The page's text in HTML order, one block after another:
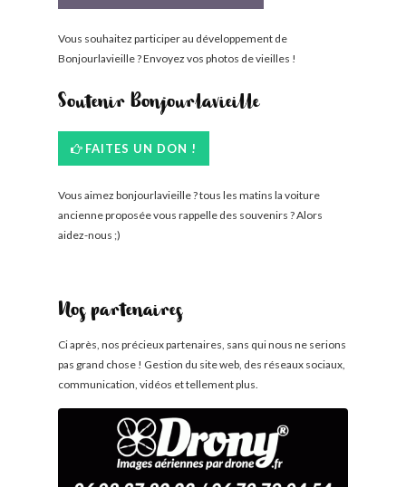
Vous souhaitez participer au développement de
Bonjourlavieille ? Envoyez vos photos de vieilles !
Soutenir Bonjourlavieille
FAITES UN DON !
Vous aimez bonjourlavieille ? tous les matins la voiture
ancienne proposée vous rappelle des souvenirs ? Alors
aidez-nous ;)
Nos partenaires
Ci après, nos précieux partenaires, sans qui nous ne serions
pas grand chose ! Gestion du site web, des réseaux sociaux,
communication, vidéos et tellement plus.